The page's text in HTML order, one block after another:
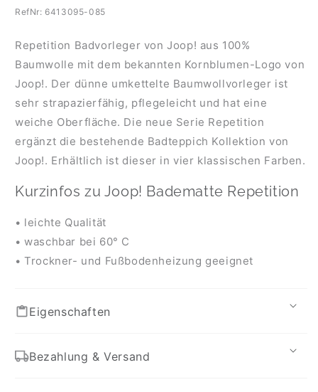
RefNr: 6413095-085
Repetition Badvorleger von Joop! aus 100%
Baumwolle mit dem bekannten Kornblumen-Logo von
Joop!. Der dünne umkettelte Baumwollvorleger ist
sehr strapazierfähig, pflegeleicht und hat eine
weiche Oberfläche. Die neue Serie Repetition
ergänzt die bestehende Badteppich Kollektion von
Joop!. Erhältlich ist dieser in vier klassischen Farben.
Kurzinfos zu Joop! Badematte Repetition
• leichte Qualität
• waschbar bei 60° C
• Trockner- und Fußbodenheizung geeignet
Eigenschaften
Bezahlung & Versand